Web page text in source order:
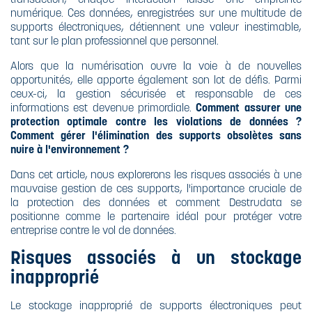
numérique. Ces données, enregistrées sur une multitude de
supports électroniques, détiennent une valeur inestimable,
tant sur le plan professionnel que personnel.
Alors que la numérisation ouvre la voie à de nouvelles
opportunités, elle apporte également son lot de défis. Parmi
ceux-ci, la gestion sécurisée et responsable de ces
informations est devenue primordiale.Comment assurer une
protection optimale contre les violations de données ?
Comment gérer l'élimination des supports obsolètes sans
nuire à l'environnement ?
Dans cet article, nous explorerons les risques associés à une
mauvaise gestion de ces supports, l'importance cruciale de
la protection des données et comment Destrudata se
positionne comme le partenaire idéal pour protéger votre
entreprise contre le vol de données.
Risques associés à un stockage
inapproprié
Le stockage inapproprié de supports électroniques peut